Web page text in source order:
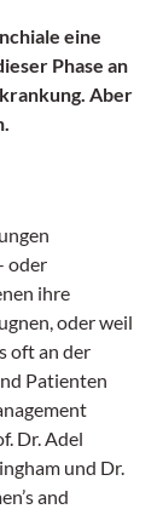
eine
Phase an
Aber
oder
ihre
oder weil
oft an der
Patienten
Dr. Adel
und Dr.
and